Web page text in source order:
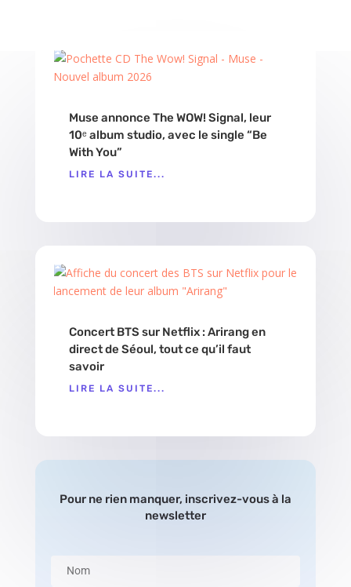
Muse annonce The WOW! Signal, leur
10ᵉ album studio, avec le single “Be
With You”
LIRE LA SUITE...
Concert BTS sur Netflix : Arirang en
direct de Séoul, tout ce qu’il faut
savoir
LIRE LA SUITE...
Pour ne rien manquer, inscrivez-vous à la
newsletter